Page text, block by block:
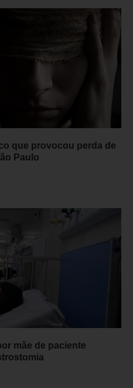
que provocou perda de
Paulo
mãe de paciente